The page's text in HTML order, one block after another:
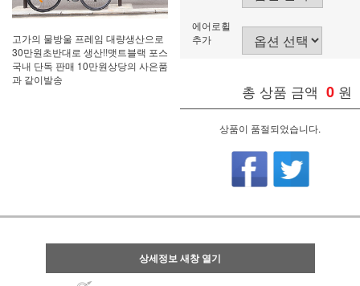
고가의 물방울 프레임 대량생산으로
30만원초반대로 생산!!맷트블랙 포스
국내 단독 판매 10만원상당의 사은품
과 같이발송
에어로휠
추가
총 상품 금액 0 원
상품이 품절되었습니다.
상세정보 새창 열기